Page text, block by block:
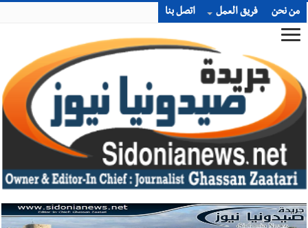
من نحن فريق العمل اتصل بنا